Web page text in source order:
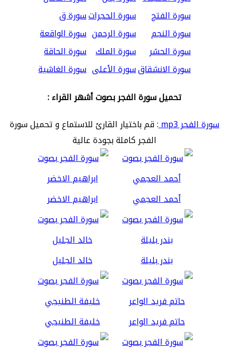
سورة الفتح
سورة الحجراتسورة ق
سورة النجم
سورة الرحمن سورة الواقعة
سورة الحشر
سورة الملك سورة الحاقة
سورة الانشقاقسورة الأعلى سورة الغاشية
تحميل سورة الفجر بصوت أشهر القراء :
سورة الفجر mp3
: قم باختيار القارئ للاستماع و تحميل سورة
الفجر كاملة بجودة عالية
أحمد العجمي ابراهيم الاخضر
بندر بليلة خالد الجليل
حاتم فريد الواعر خليفة الطنيجي